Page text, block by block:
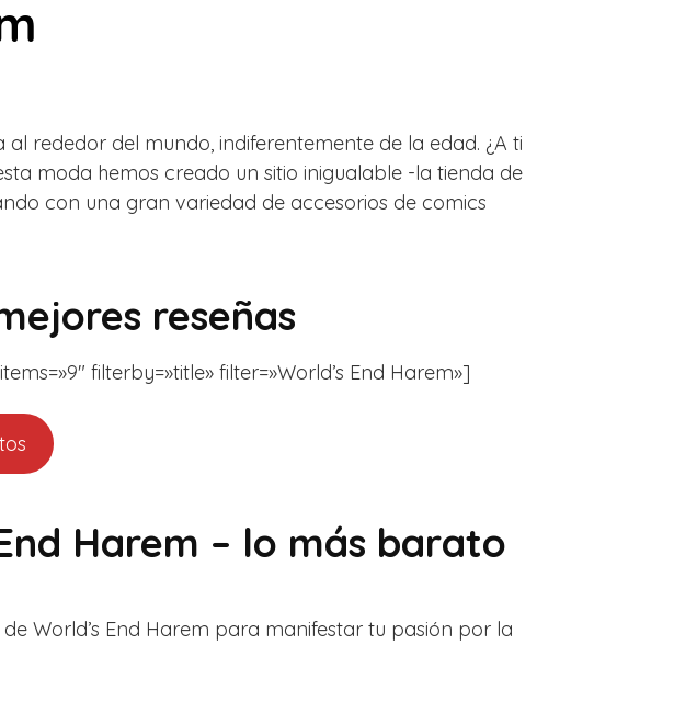
rededor del mundo, indiferentemente de la edad. ¿A ti
moda hemos creado un sitio inigualable -la tienda de
con una gran variedad de accesorios de comics
reseñas
filterby=»title» filter=»World’s End Harem»]
Harem – lo más barato
World’s End Harem para manifestar tu pasión por la